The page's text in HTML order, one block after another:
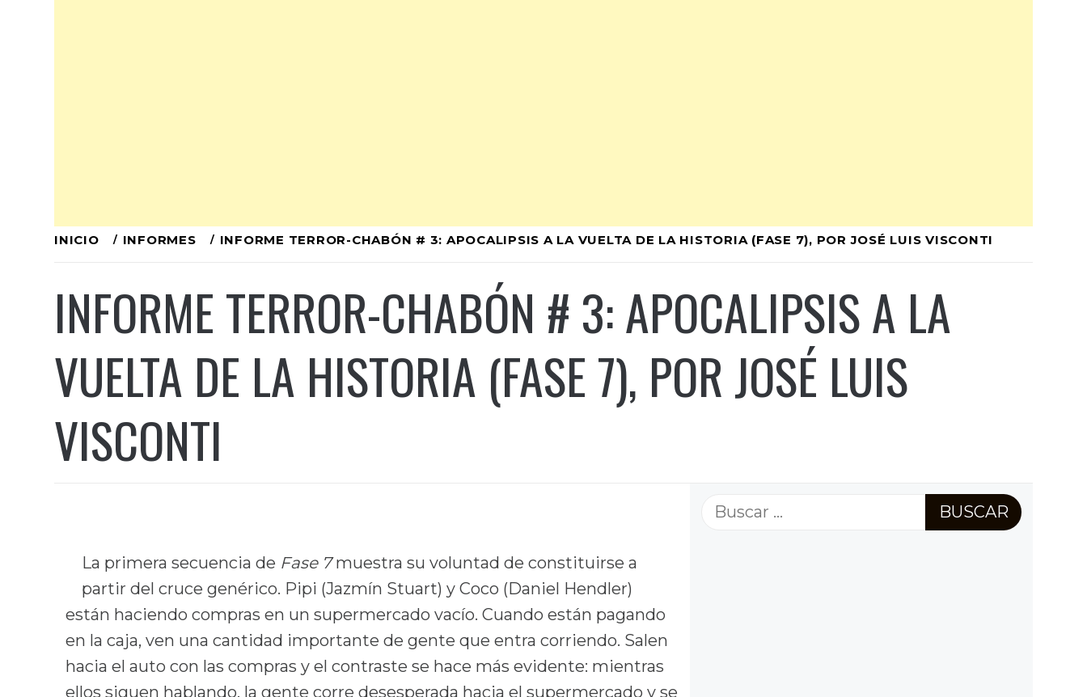
Ir
contenido
INICIO INFORMES INFORME TERROR-CHABÓN # 3: APOCALIPSIS A LA VUELTA DE LA HISTORIA (FASE 7), POR JOSÉ LUIS VISCONTI
INFORME TERROR-CHABÓN # 3: APOCALIPSIS A LA
VUELTA DE LA HISTORIA (FASE 7), POR JOSÉ LUIS
VISCONTI
La primera secuencia de Fase 7muestra su voluntad de constituirse a
partir del cruce genérico. Pipi (Jazmín Stuart) y Coco (Daniel Hendler)
están haciendo compras en un supermercado vacío. Cuando están pagando
en la caja, ven una cantidad importante de gente que entra corriendo. Salen
hacia el auto con las compras y el contraste se hace más evidente: mientras
ellos siguen hablando, la gente corre desesperada hacia el supermercado y se
Buscar: